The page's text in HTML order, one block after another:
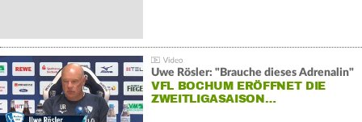
Uwe Rösler: "Brauche dieses Adrenalin"
VFL BOCHUM ERÖFFNET DIE
ZWEITLIGASAISON…